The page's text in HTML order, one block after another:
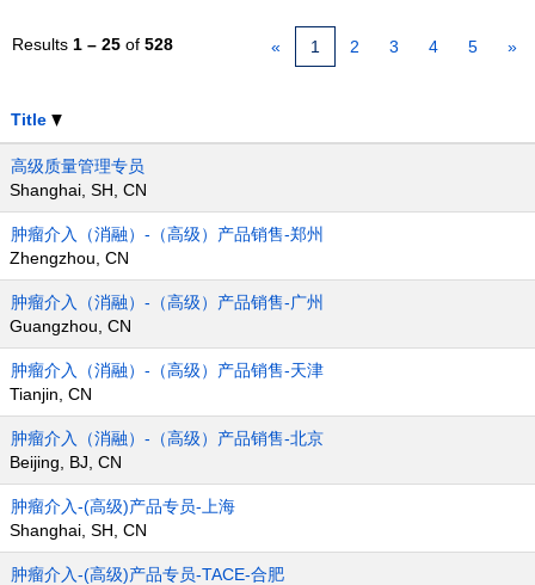
Results 1 – 25 of 528 « 1 2 3 4 5 »
Title
高级质量管理专员
Shanghai, SH, CN
肿瘤介入（消融）-（高级）产品销售-郑州
Zhengzhou, CN
肿瘤介入（消融）-（高级）产品销售-广州
Guangzhou, CN
肿瘤介入（消融）-（高级）产品销售-天津
Tianjin, CN
肿瘤介入（消融）-（高级）产品销售-北京
Beijing, BJ, CN
肿瘤介入-(高级)产品专员-上海
Shanghai, SH, CN
肿瘤介入-(高级)产品专员-TACE-合肥